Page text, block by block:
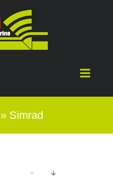
» Simrad